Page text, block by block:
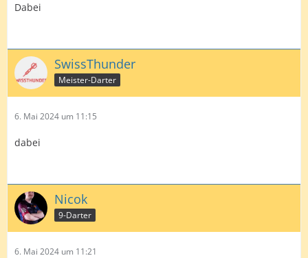
Dabei
SwissThunder
Meister-Darter
6. Mai 2024 um 11:15
dabei
Nicok
9-Darter
6. Mai 2024 um 11:21